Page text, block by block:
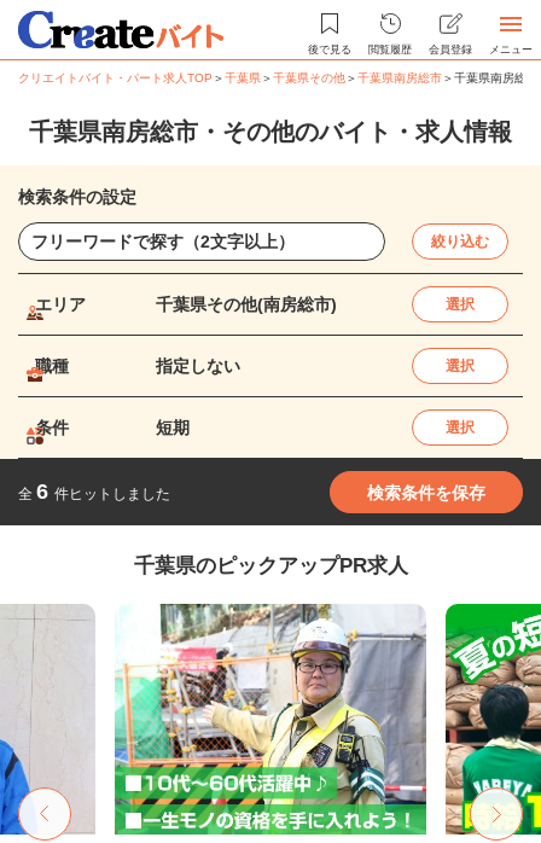
後で見る 閲覧履歴 会員登録 メニュー
クリエイトバイト・パート求人TOP ＞千葉県＞千葉県その他＞千葉県南房総市＞千葉県南房総
千葉県南房総市・その他のバイト・求人情報
検索条件の設定
絞り込む
エリア 千葉県その他(南房総市) 選択
職種 指定しない 選択
条件 短期 選択
全 6 件ヒットしました 検索条件を保存
千葉県のピックアップPR求人